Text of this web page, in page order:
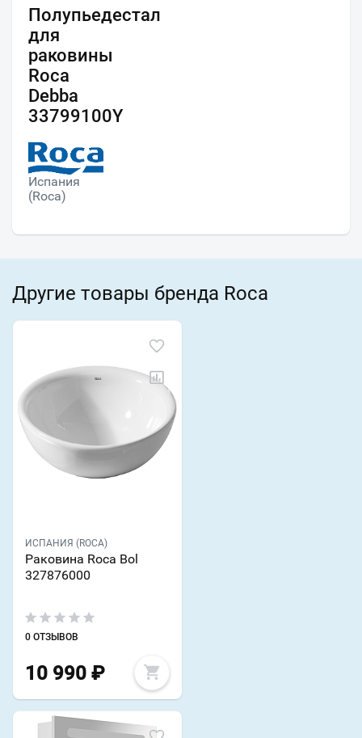
Полупьедестал
для
раковины
Roca
Debba
33799100Y
Испания
(Roca)
Другие товары бренда Roca
ИСПАНИЯ (ROCA)
Раковина Roca Bol
327876000
0 ОТЗЫВОВ
10 990 ₽